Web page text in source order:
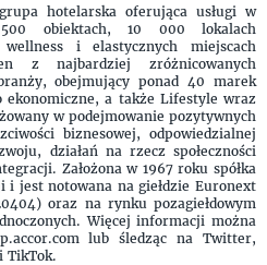
hotelarska oferująca usługi w
obiektach, 10 000 lokalach
wellness i elastycznych miejscach
z najbardziej zróżnicowanych
obejmujący ponad 40 marek
ekonomiczne, a także Lifestyle wraz
w podejmowanie pozytywnych
biznesowej, odpowiedzialnej
działań na rzecz społeczności
Założona w 1967 roku spółka
i jest notowana na giełdzie Euronext
oraz na rynku pozagiełdowym
Więcej informacji można
lub śledząc na Twitter,
TikTok.